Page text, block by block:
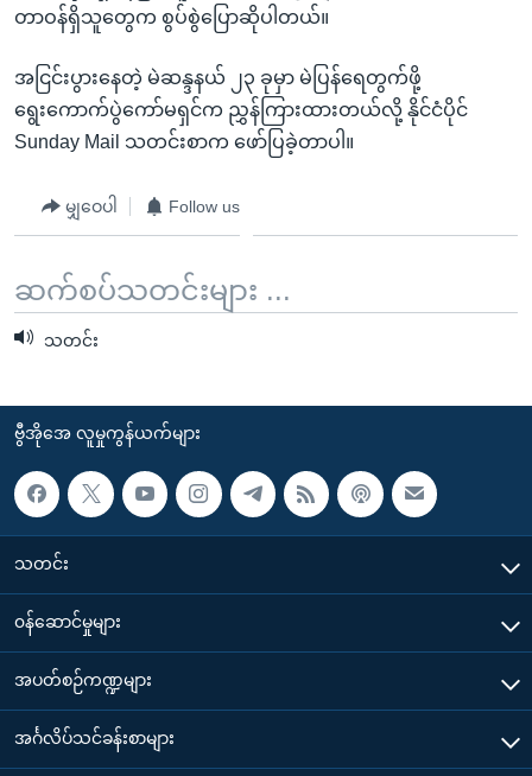
ကျော်
ရန်
တာဝန်ရှိသူတွေက စွပ်စွဲပြောဆိုပါတယ်။
အငြင်းပွားနေတဲ့ မဲဆန္ဒနယ် ၂၃ ခုမှာ မဲပြန်ရေတွက်ဖို့
ရွေးကောက်ပွဲကော်မရှင်က ညွှန်ကြားထားတယ်လို့ နိုင်ငံပိုင်
Sunday Mail သတင်းစာက ဖော်ပြခဲ့တာပါ။
မျှဝေပါ Follow us
ဆက်စပ်သတင်းများ ...
သတင်း
ဗွီအိုအေ လူမှုကွန်ယက်များ
သတင်း
၀န်ဆောင်မှုများ
အပတ်စဉ်ကဏ္ဍများ
အင်္ဂလိပ်သင်ခန်းစာများ